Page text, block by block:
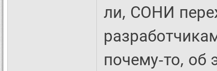
ли, СОНИ
почему-то, об